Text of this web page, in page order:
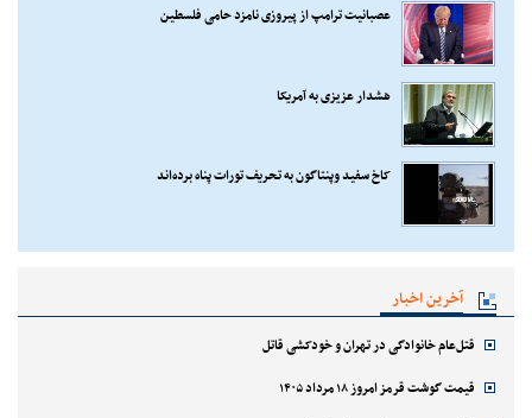
عصبانیت ترامپ از پیروزی نامزد حامی فلسطین
هشدار عزیزی به آمریکا
کاخ سفید وپنتاگون به تحریف تورات پناه برده‌اند
آخرین اخبار
قتل‌‌عام خانوادگی در تهران و خودکشی قاتل
قیمت گوشت قرمز امروز ۱۸ مرداد ۱۴۰۵